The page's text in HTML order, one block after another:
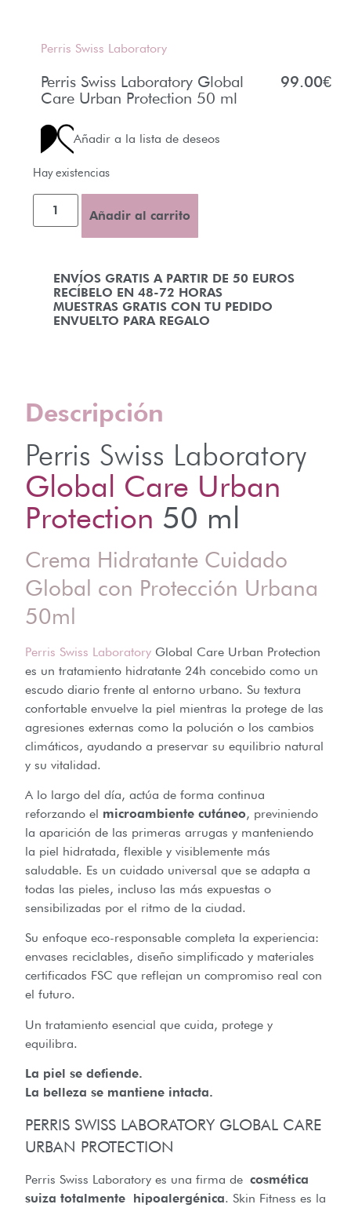
Perris Swiss Laboratory
Perris Swiss Laboratory Global
Care Urban Protection 50 ml
99.00€
Añadir a la lista de deseos
ENVÍOS GRATIS A PARTIR DE 50 EUROS
RECÍBELO EN 48-72 HORAS
MUESTRAS GRATIS CON TU PEDIDO
ENVUELTO PARA REGALO
Hay existencias
Añadir al carrito
Descripción
Perris Swiss Laboratory
Global Care Urban
Protection 50 ml
Crema Hidratante Cuidado
Global con Protección Urbana
50ml
Perris Swiss Laboratory Global Care Urban Protection
es un tratamiento hidratante 24h concebido como un
escudo diario frente al entorno urbano. Su textura
confortable envuelve la piel mientras la protege de las
agresiones externas como la polución o los cambios
climáticos, ayudando a preservar su equilibrio natural
y su vitalidad.
A lo largo del día, actúa de forma continua
reforzando el microambiente cutáneo, previniendo
la aparición de las primeras arrugas y manteniendo
la piel hidratada, flexible y visiblemente más
saludable. Es un cuidado universal que se adapta a
todas las pieles, incluso las más expuestas o
sensibilizadas por el ritmo de la ciudad.
Su enfoque eco-responsable completa la experiencia:
envases reciclables, diseño simplificado y materiales
certificados FSC que reflejan un compromiso real con
el futuro.
Un tratamiento esencial que cuida, protege y
equilibra.
La piel se defiende.
La belleza se mantiene intacta.
PERRIS SWISS LABORATORY GLOBAL CARE
URBAN PROTECTION
Perris Swiss Laboratory es una firma de cosmética
suiza totalmente hipoalergénica. Skin Fitness es la